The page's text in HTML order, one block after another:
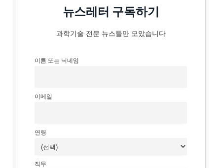
뉴스레터 구독하기
과학기술 전문 뉴스들만 모았습니다
이름 또는 닉네임
이메일
연령
직무